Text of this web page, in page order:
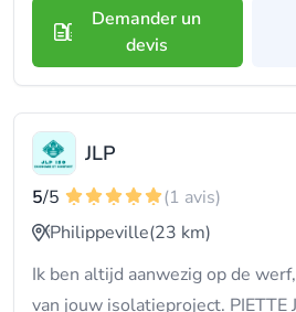
Demander un
devis
JLP
5/5
(1 avis)
Philippeville(23 km)
Ik ben altijd aanwezig op de
van jouw isolatieproject. PIETTE